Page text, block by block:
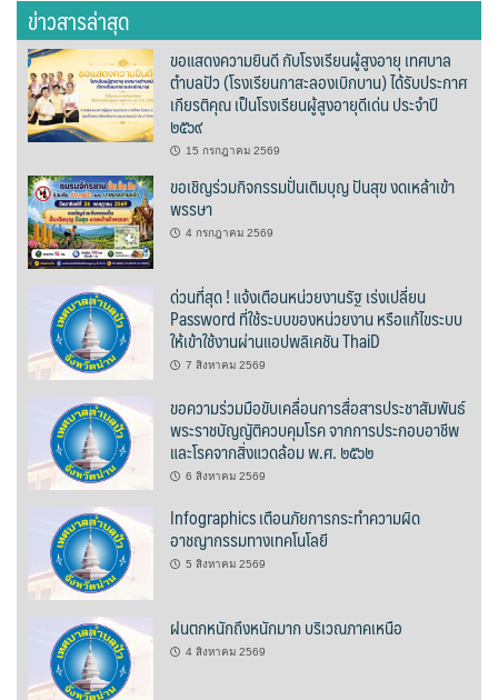
วรนคร นวดเพื่อสุขภาพ
สรีสราญนาสปา & วิว
เฮือนปัว
แวนด้านวดไทยเพื่อสุขภาพ
นโยบายความเป็นส่วนตัว
บริการออนไลน์ ESERVICE
บุคลากร
กองการศึกษา
กองคลัง
กองช่าง
กองยุทธศาสตร์และงบประมาณ
กองสาธารณสุขและสิ่งแวดล้อม
สำนักปลัดเทศบาล
ข่าวสารล่าสุด
ขอแสดงความยินดี กับโรงเรียนผู้สูงอายุ เทศบาล
ตำบลปัว (โรงเรียนกาสะลองเบิกบาน) ได้รับประกาศ
เกียรติคุณ เป็นโรงเรียนผู้สูงอายุดีเด่น ประจำปี
๒๕๖๙
15 กรกฎาคม 2569
ขอเชิญร่วมกิจกรรมปั่นเติมบุญ ปันสุข งดเหล้าเข้า
พรรษา
4 กรกฎาคม 2569
ด่วนที่สุด ! แจ้งเตือนหน่วยงานรัฐ เร่งเปลี่ยน
Password ที่ใช้ระบบของหน่วยงาน หรือแก้ไขระบบ
ให้เข้าใช้งานผ่านแอปพลิเคชัน ThaiD
7 สิงหาคม 2569
ขอความร่วมมือขับเคลื่อนการสื่อสารประชาสัมพันธ์
พระราชบัญญัติควบคุมโรค จากการประกอบอาชีพ
และโรคจากสิ่งแวดล้อม พ.ศ. ๒๕๖๒
6 สิงหาคม 2569
Infographics เตือนภัยการกระทำความผิด
อาชญากรรมทางเทคโนโลยี
5 สิงหาคม 2569
ฝนตกหนักถึงหนักมาก บริเวณภาคเหนือ
4 สิงหาคม 2569